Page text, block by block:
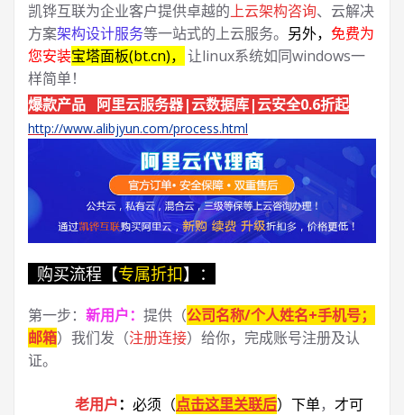
凯铧互联为企业客户提供卓越的上云架构咨询、云解决
方案架构设计服务等一站式的上云服务。 另外， 免费为
您安装宝塔面板(bt.cn)， 让linux系统如同windows一
样简单！
爆款产品 阿里云服务器|云数据库|云安全0.6折起
http://www.alibjyun.com/process.html
购买流程【专属折扣】：
第一步： 新用户： 提供（公司名称/个人姓名+手机号；
邮箱）我们发（注册连接）给你，完成账号注册及认
证。
老用户： 必须 （点击这里关联后） 下单， 才可